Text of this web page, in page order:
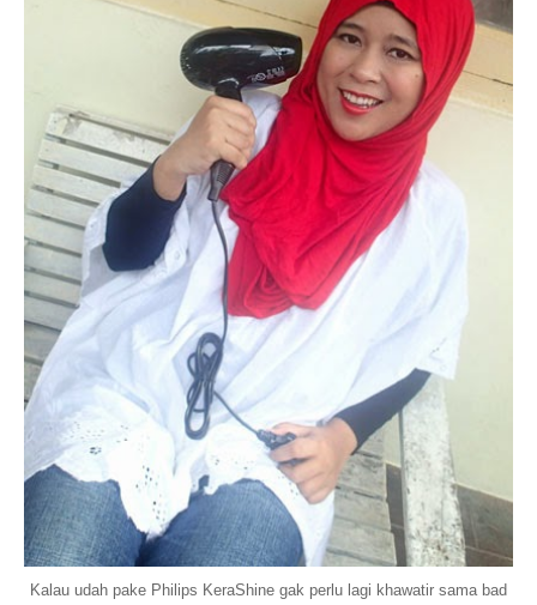
Kalau udah pake Philips KeraShine gak perlu lagi khawatir sama bad